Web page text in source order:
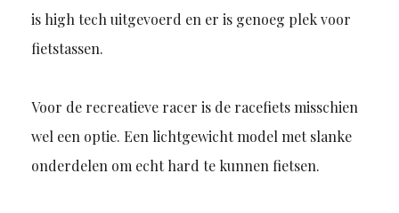
is high tech uitgevoerd en er is genoeg plek voor
fietstassen.
Voor de recreatieve racer is de racefiets misschien
wel een optie. Een lichtgewicht model met slanke
onderdelen om echt hard te kunnen fietsen.